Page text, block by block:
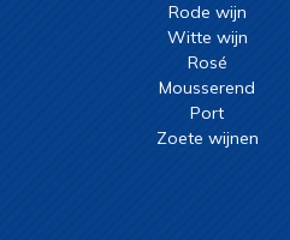
Rode wijn
Witte wijn
Rosé
Mousserend
Port
Zoete wijnen